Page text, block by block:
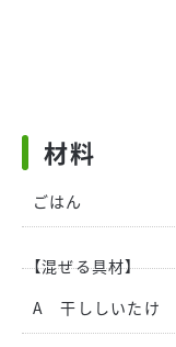
材料
ごはん
【混ぜる具材】
A 干ししいたけ